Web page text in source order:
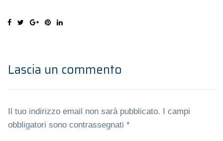
Lascia un commento
Il tuo indirizzo email non sarà pubblicato.
I campi
obbligatori sono contrassegnati *